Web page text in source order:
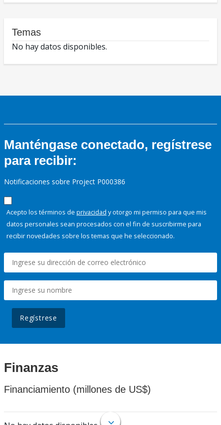
Temas
No hay datos disponibles.
Manténgase conectado, regístrese
para recibir:
Notificaciones sobre Project P000386
Acepto los términos de privacidad y otorgo mi permiso para que mis
datos personales sean procesados con el fin de suscribirme para
recibir novedades sobre los temas que he seleccionado.
Regístrese
Finanzas
Financiamiento (millones de US$)